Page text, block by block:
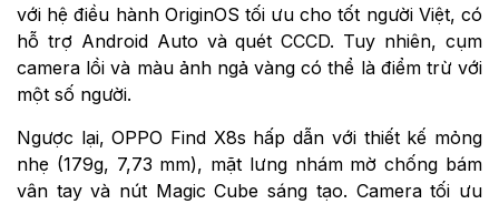
với hệ điều hành OriginOS tối ưu cho tốt người Việt, có
hỗ trợ Android Auto và quét CCCD. Tuy nhiên, cụm
camera lồi và màu ảnh ngả vàng có thể là điểm trừ với
một số người.
Ngược lại, OPPO Find X8s hấp dẫn với thiết kế mỏng
nhẹ (179g, 7,73 mm), mặt lưng nhám mờ chống bám
vân tay và nút Magic Cube sáng tạo. Camera tối ưu